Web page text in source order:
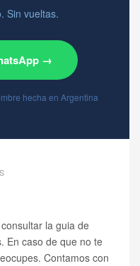
Sin vueltas.
→
hecha en Argentina
la guia de
En caso de que no te
Contamos con